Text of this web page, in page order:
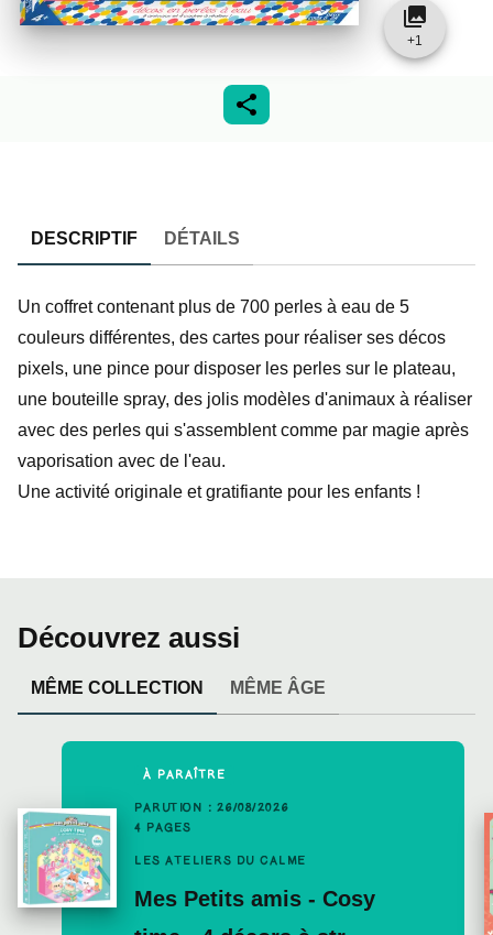
collections
+1
DESCRIPTIF DÉTAILS
Un coffret contenant plus de 700 perles à eau de 5
couleurs différentes, des cartes pour réaliser ses décos
pixels, une pince pour disposer les perles sur le plateau,
une bouteille spray, des jolis modèles d'animaux à réaliser
avec des perles qui s'assemblent comme par magie après
vaporisation avec de l'eau.
Une activité originale et gratifiante pour les enfants !
Découvrez aussi
MÊME COLLECTION MÊME ÂGE
À PARAÎTRE
PARUTION : 26/08/2026
4 PAGES
LES ATELIERS DU CALME
Mes Petits amis - Cosy